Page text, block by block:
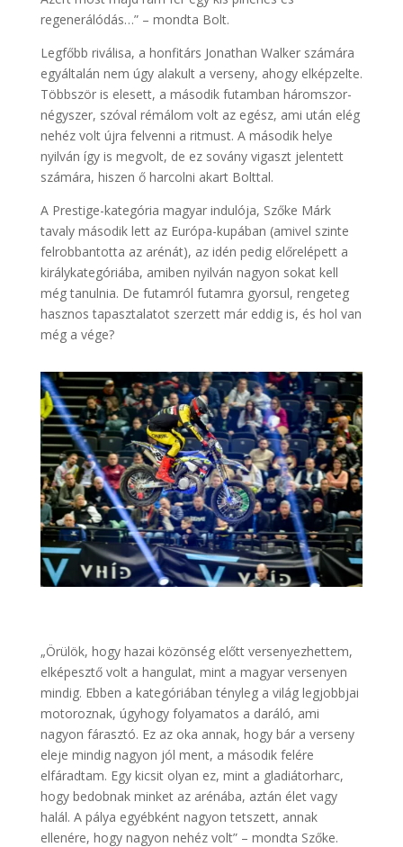
regenerálódás…” – mondta Bolt.
Legfőbb riválisa, a honfitárs Jonathan Walker számára
egyáltalán nem úgy alakult a verseny, ahogy elképzelte.
Többször is elesett, a második futamban háromszor-
négyszer, szóval rémálom volt az egész, ami után elég
nehéz volt újra felvenni a ritmust. A második helye
nyilván így is megvolt, de ez sovány vigaszt jelentett
számára, hiszen ő harcolni akart Bolttal.
A Prestige-kategória magyar indulója, Szőke Márk
tavaly második lett az Európa-kupában (amivel szinte
felrobbantotta az arénát), az idén pedig előrelépett a
királykategóriába, amiben nyilván nagyon sokat kell
még tanulnia. De futamról futamra gyorsul, rengeteg
hasznos tapasztalatot szerzett már eddig is, és hol van
még a vége?
„Örülök, hogy hazai közönség előtt versenyezhettem,
elképesztő volt a hangulat, mint a magyar versenyen
mindig. Ebben a kategóriában tényleg a világ legjobbjai
motoroznak, úgyhogy folyamatos a daráló, ami
nagyon fárasztó. Ez az oka annak, hogy bár a verseny
eleje mindig nagyon jól ment, a második felére
elfáradtam. Egy kicsit olyan ez, mint a gladiátorharc,
hogy bedobnak minket az arénába, aztán élet vagy
halál. A pálya egyébként nagyon tetszett, annak
ellenére, hogy nagyon nehéz volt” – mondta Szőke.